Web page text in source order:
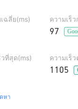
ฉลี่ย(ms) ความเร็
97
ที่สุด(ms) ความเร็
1105
หา